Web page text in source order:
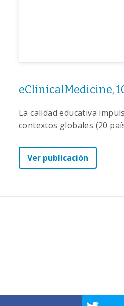
eClinicalMedicine,
La calidad educativa
contextos globales (20
Ver publicación